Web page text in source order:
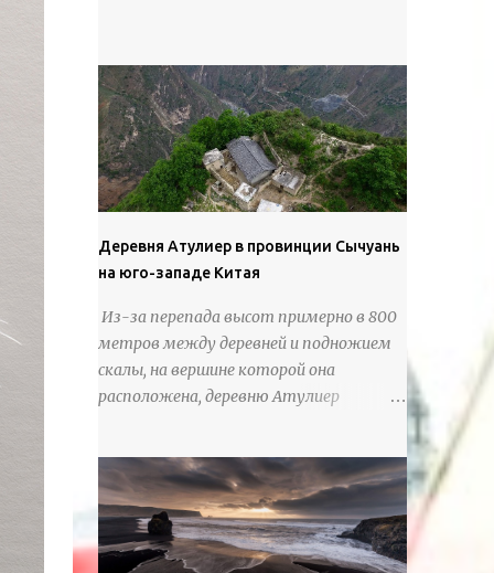
описываются индикатрисой ...
смысле, персонажи его картин
предлагают зрителям незаконченный
рассказ, который усиливается его
уникальной манерой использования
освещения". Для просмотра всех работ,
посетите страницу –
harada/about/#/
Деревня Атулиер в провинции Сычуань
на юго-западе Китая
Из-за перепада высот примерно в 800
метров между деревней и подножием
скалы, на вершине которой она
расположена, деревню Атулиер
жители деревни поднимаются и
спускаются на утес.В ноябре 2016 года
плетеные лестницы в деревне Клифф
были заменены стальными лестницами